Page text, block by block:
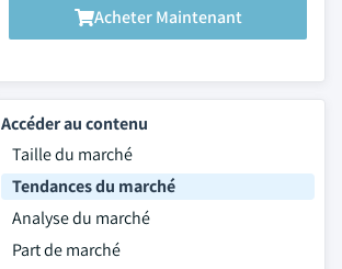
Acheter Maintenant
Accéder au contenu
Taille du marché
Tendances du marché
Analyse du marché
Part de marché